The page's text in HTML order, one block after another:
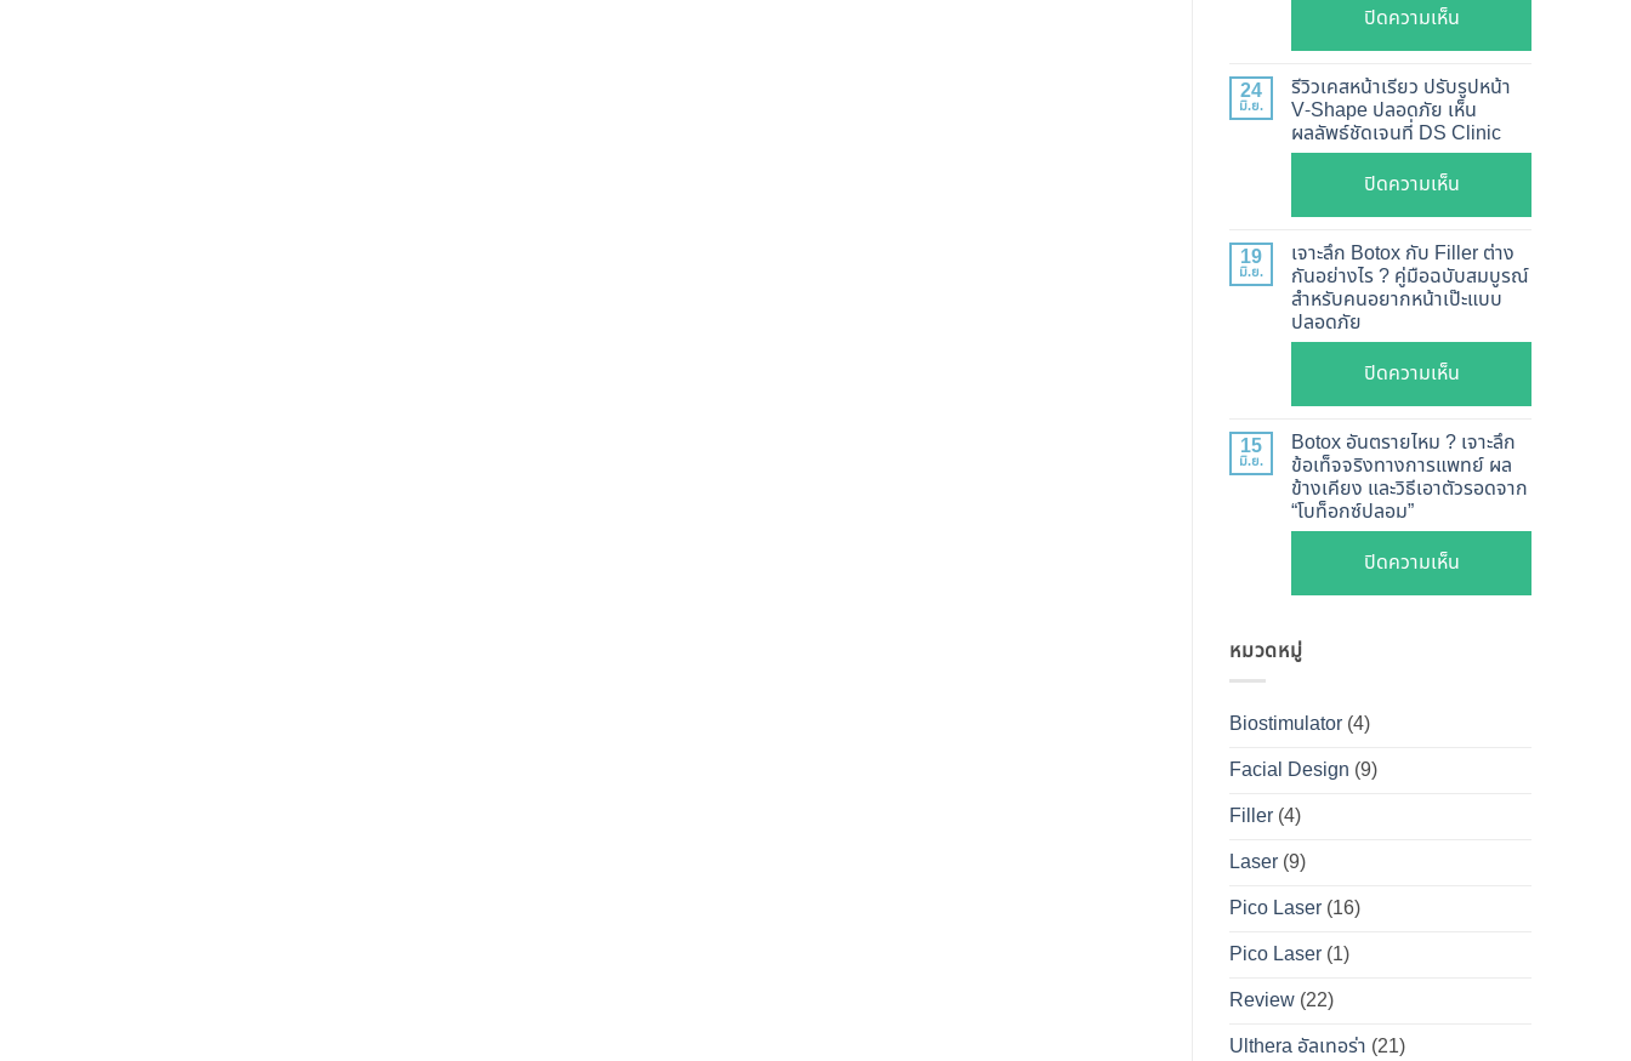
อัปเดต
วิธี
ตรวจ
สอบ
ทุก
ยี่ห้อ
แบบ
ละเอียด
ฉีด
แล้ว
หน้า
ปิดความเห็นบน
ฉีด
Botox
กี่
วัน
ผล
เจาะ
ลึก
การ
ทำงาน
ยี่ห้อ
ไหน
ดี
และ
วิธี
ดูแล
ให้
24
มิ.ย.
รีวิวเคสหน้าเรียว ปรับรูปหน้า
V-Shape ปลอดภัย เห็น
ผลลัพธ์ชัดเจนที่ DS Clinic
ปิดความเห็นบน
รีวิว
เคส
หน้า
เรียว
รูป
Shape
ปลอดภัย
ชัดเจน
19
มิ.ย.
เจาะลึก Botox กับ Filler ต่าง
กันอย่างไร ? คู่มือฉบับสมบูรณ์
สำหรับคนอยากหน้าเป๊ะแบบ
ปลอดภัย
ปิดความเห็นบน
เจาะ
ลึก
Botox
กับ
ต่าง
15
มิ.ย.
Botox อันตรายไหม ? เจาะลึก
ข้อเท็จจริงทางการแพทย์ ผล
ข้างเคียง และวิธีเอาตัวรอดจาก
“โบท็อกซ์ปลอม”
ปิดความเห็นบน
Botox
หมวดหมู่
Biostimulator (4)
Facial Design (9)
Filler (4)
Laser (9)
Pico Laser (16)
Pico Laser (1)
Review (22)
Ulthera อัลเทอร่า (21)